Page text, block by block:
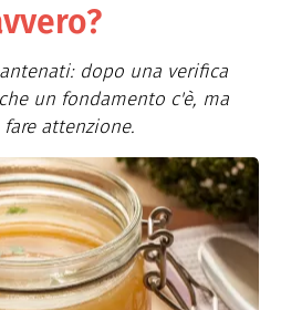
dopo una verifica
un fondamento c'è, ma
attenzione.